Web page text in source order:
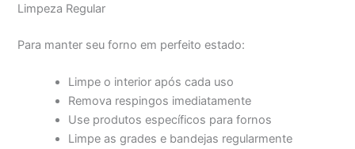
Limpeza Regular
Para manter seu forno em perfeito estado:
Limpe o interior após cada uso
Remova respingos imediatamente
Use produtos específicos para fornos
Limpe as grades e bandejas regularmente